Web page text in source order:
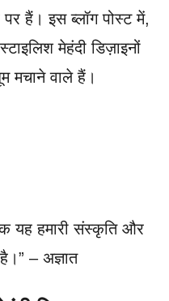
हैं। इस ब्लॉग पोस्ट में,
मेहंदी डिज़ाइनों
मचाने वाले हैं।
यह हमारी संस्कृति और
– अज्ञात